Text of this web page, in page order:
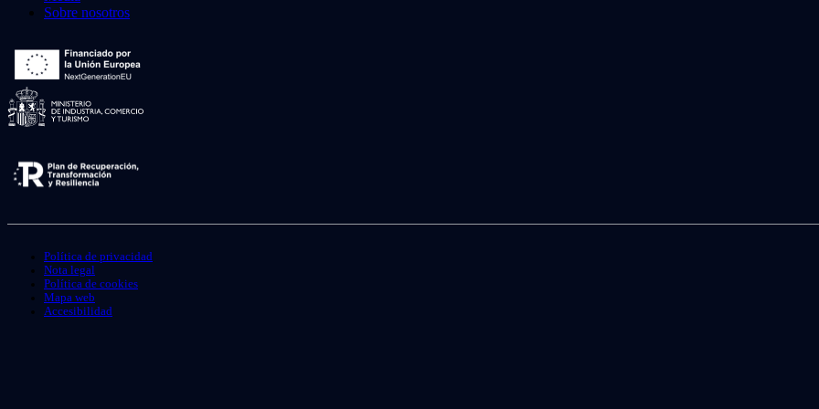
Sobre nosotros
Política de privacidad
Nota legal
Política de cookies
Mapa web
Accesibilidad